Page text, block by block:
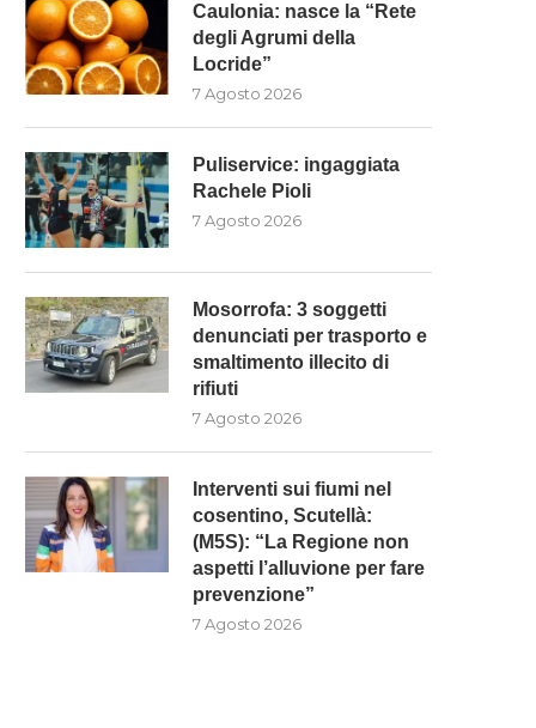
Caulonia: nasce la “Rete
degli Agrumi della
Locride”
7 Agosto 2026
Puliservice: ingaggiata
Rachele Pioli
7 Agosto 2026
Mosorrofa: 3 soggetti
denunciati per trasporto e
smaltimento illecito di
rifiuti
7 Agosto 2026
Interventi sui fiumi nel
cosentino, Scutellà:
(M5S): “La Regione non
aspetti l’alluvione per fare
prevenzione”
7 Agosto 2026